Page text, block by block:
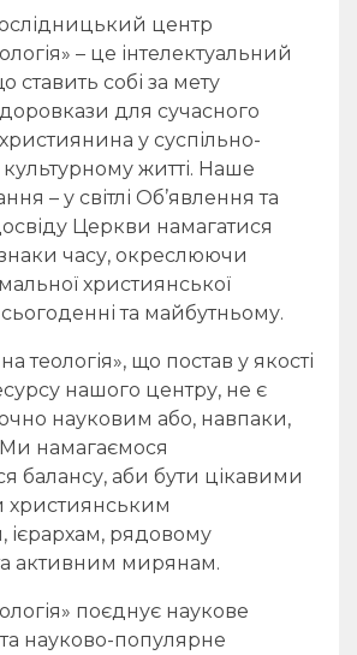
центр
– це інтелектуальний
собі за мету
для сучасного
у суспільно-
культурному житті. Наше
– у світлі Об’явлення та
Церкви намагатися
знаки часу, окреслюючи
християнської
сьогоденні та майбутньому.
теологія», що постав у якості
нашого центру, не є
науковим або, навпаки,
намагаємося
балансу, аби бути цікавими
християнським
ієрархам, рядовому
активним мирянам.
поєднує наукове
науково-популярне